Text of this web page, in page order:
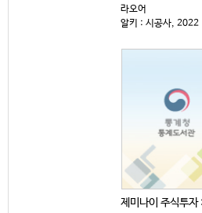
라오어
알키 : 시공사, 2022